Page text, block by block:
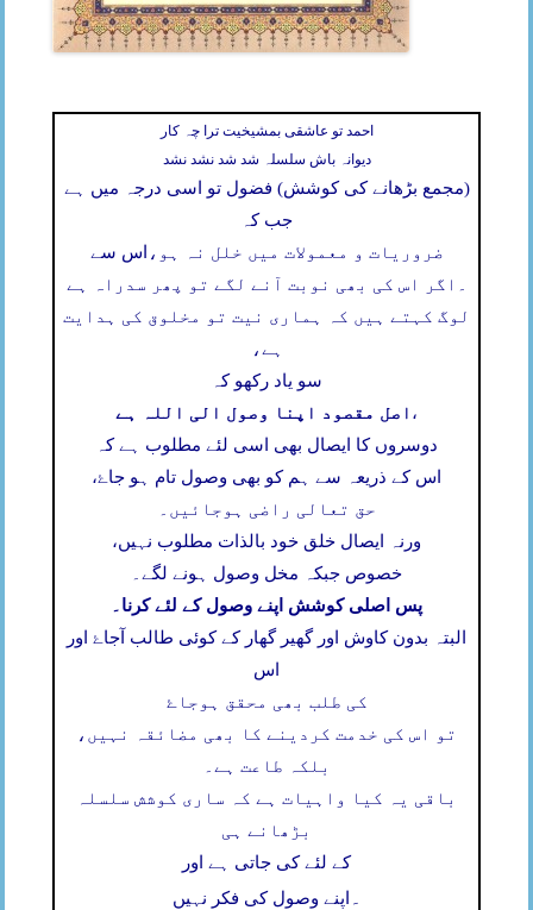
احمد تو عاشقی بمشیخیت ترا چہ کار
دیوانہ باش سلسلہ شد شد نشد نشد
(مجمع بڑھانے کی کوشش) فضول تو اسی درجہ میں ہے
جب کہ
اس سے ضروریات و معمولات میں خلل نہ ہو،
اگر اس کی بھی نوبت آنے لگے تو پھر سدراہ ہے
لوگ کہتے ہیں کہ ہماری نیت تو مخلوق کی ہدایت
ہے،
سو یاد رکھو کہ
اصل مقصود اپنا وصول الی اللہ ہے ،
دوسروں کا ایصال بھی اسی لئے مطلوب ہے کہ
اس کے ذریعہ سے ہم کو بھی وصول تام ہو جاۓ،
حق تعالی راضی ہوجائیں۔
ورنہ ایصال خلق خود بالذات مطلوب نہیں،
خصوص جبکہ مخل وصول ہونے لگے۔
پس اصلی کوشش اپنے وصول کے لئے کرنا۔
البتہ بدون کاوش اور گھیر گھار کے کوئی طالب آجاۓ اور
اس
کی طلب بھی محقق ہوجاۓ
تو اس کی خدمت کردینے کا بھی مضائقہ نہیں،
بلکہ طاعت ہے۔
باقی یہ کیا واہیات ہے کہ ساری کوشش سلسلہ
بڑھانے ہی
کے لئے کی جاتی ہے اور
اپنے وصول کی فکر نہیں ۔